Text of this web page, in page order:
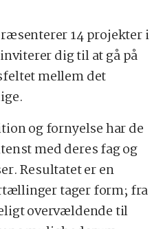
14 projekter i
dig til at gå på
mellem det
og fornyelse har de
med deres fag og
Resultatet er en
tager form; fra
overvældende til